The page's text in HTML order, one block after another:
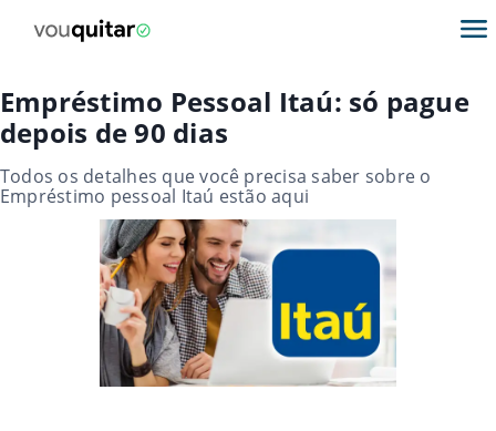
Empréstimo Pessoal Itaú: só pague
depois de 90 dias
Todos os detalhes que você precisa saber sobre o
Empréstimo pessoal Itaú estão aqui